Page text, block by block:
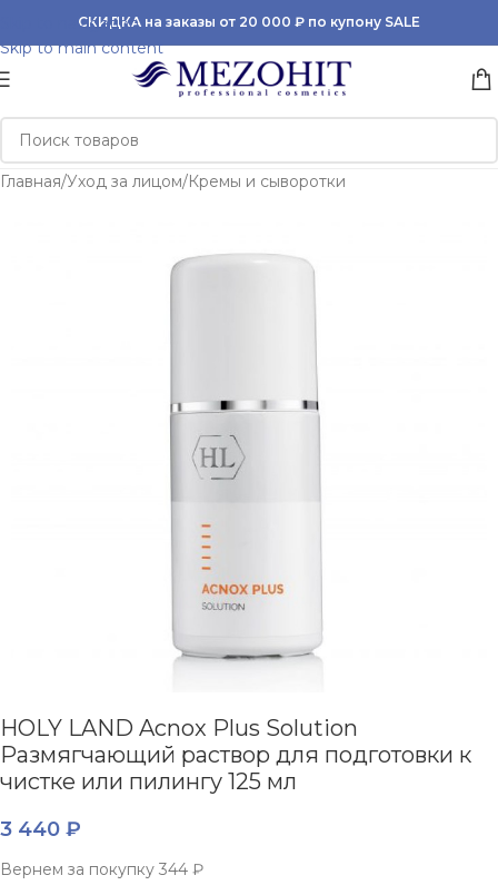
Skip to navigation
Skip to main content
СКИДКА на заказы от 20 000 ₽ по купону SALE
Главная/Уход за лицом/Кремы и сыворотки
HOLY LAND Acnox Plus Solution
Размягчающий раствор для подготовки к
чистке или пилингу 125 мл
3 440 ₽
Вернем за покупку 344 ₽